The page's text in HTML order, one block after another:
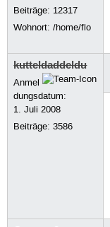
Beiträge: 12317
Wohnort: /home/flo
kutteldaddeldu
Anmel
dungsdatum:
1. Juli 2008
Beiträge:3586